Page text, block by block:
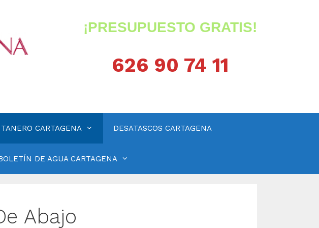
¡PRESUPUESTO GRATIS!
626 90 74 11
CARTAGENA DESATASCOS CARTAGENA
DE AGUA CARTAGENA
Abajo